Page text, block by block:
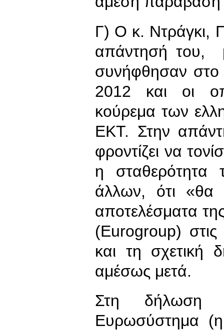
Γ) Ο κ. Ντράγκι,
απάντησή του,
συνήφθησαν στο
2012 και οι
κούρεμα των
ΕΚΤ. Στην
φροντίζει να
η σταθερότητα
άλλων, ότι
αποτελέσματα
(Eurogroup)
και τη σχετική
αμέσως μετά.
Στη δήλωση
Ευρωσύστημα (η